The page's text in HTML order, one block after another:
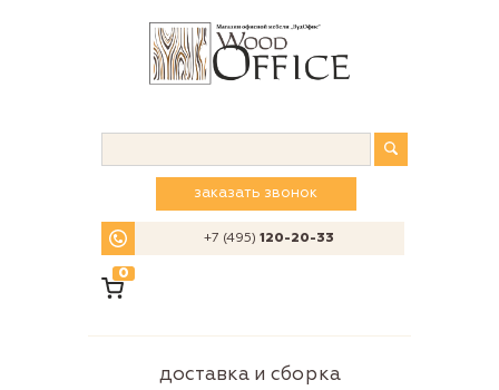
заказать звонок
+7 (495)120-20-33
0
доставка и сборка